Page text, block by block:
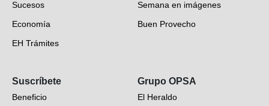
Sucesos
Economía
EH Trámites
EH Verifica
Fotogalerías
Semana en imágenes
Buen Provecho
Suscríbete
Beneficio
Grupo OPSA
El Heraldo